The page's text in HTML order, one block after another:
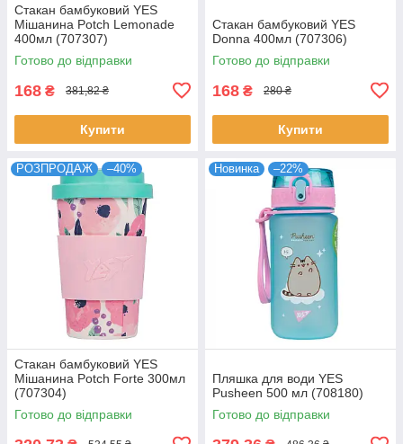
Стакан бамбуковий YES
Мішанина Potch Lemonade
400мл (707307)
Готово до відправки
168 ₴ 381,82 ₴
Купити
Стакан бамбуковий YES
Donna 400мл (707306)
Готово до відправки
168 ₴ 280 ₴
Купити
РОЗПРОДАЖ –40%
Стакан бамбуковий YES
Мішанина Potch Forte 300мл
(707304)
Готово до відправки
Новинка –22%
Пляшка для води YES
Pusheen 500 мл (708180)
Готово до відправки